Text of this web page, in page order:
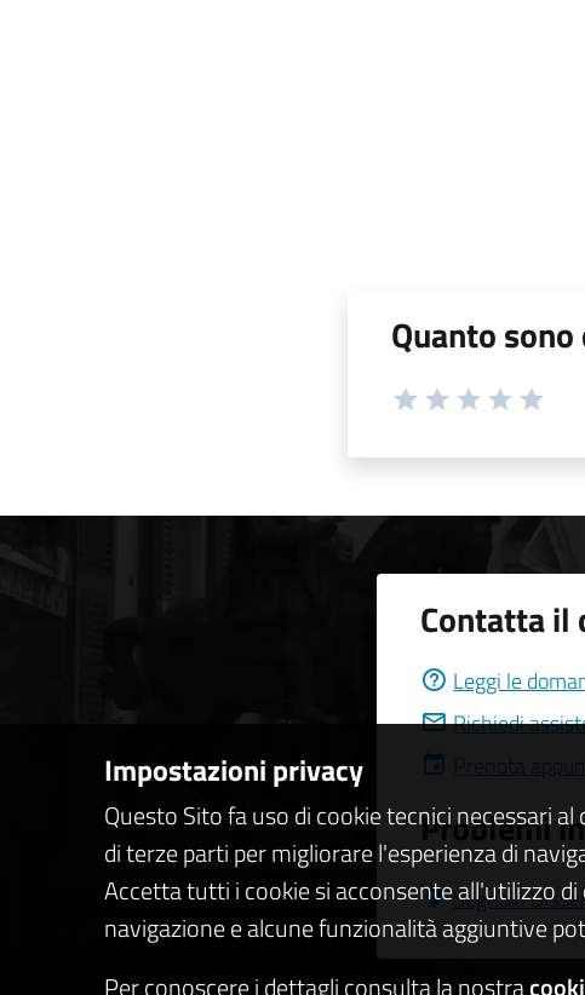
Quanto
Contatta il
Leggi le
Richiedi
Prenota
Problemi
Segnala
Impostazioni privacy
Questo Sito fa uso di cookie tecnici necessari
di terze parti per migliorare l'esperienza di
Accetta tutti i cookie si acconsente all'utilizzo
navigazione e alcune funzionalità aggiuntive
Per conoscere i dettagli consulta la nostra